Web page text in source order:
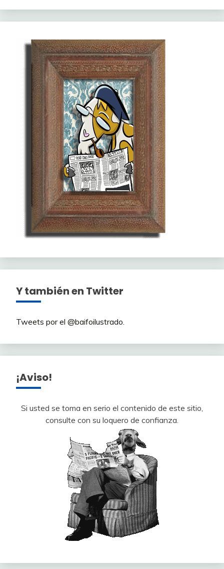
Y también en Twitter
Tweets por el @baifoilustrado.
¡Aviso!
Si usted se toma en serio el contenido de este sitio,
consulte con su loquero de confianza.